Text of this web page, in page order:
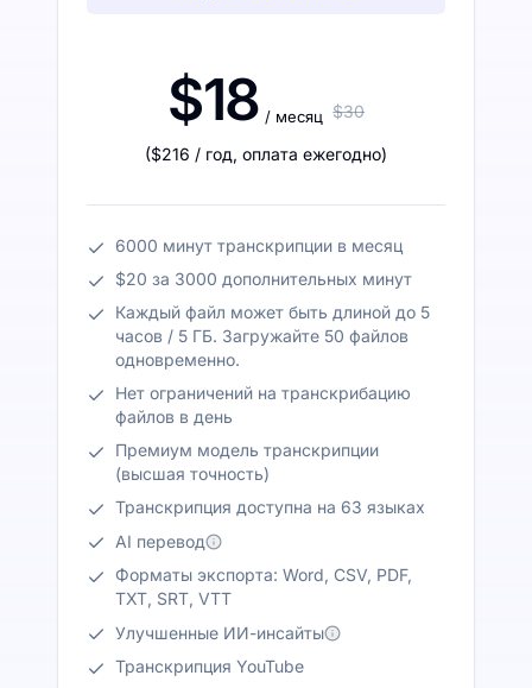
$18 / месяц $30
($216 / год, оплата ежегодно)
6000 минут транскрипции в месяц
$20 за 3000 дополнительных минут
Каждый файл может быть длиной до 5
часов / 5 ГБ. Загружайте 50 файлов
одновременно.
Нет ограничений на транскрибацию
файлов в день
Премиум модель транскрипции
(высшая точность)
Транскрипция доступна на 63 языках
AI перевод
Форматы экспорта: Word, CSV, PDF,
TXT, SRT, VTT
Улучшенные ИИ-инсайты
Транскрипция YouTube